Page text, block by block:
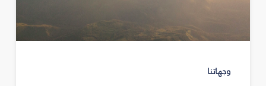
وجهاتنا